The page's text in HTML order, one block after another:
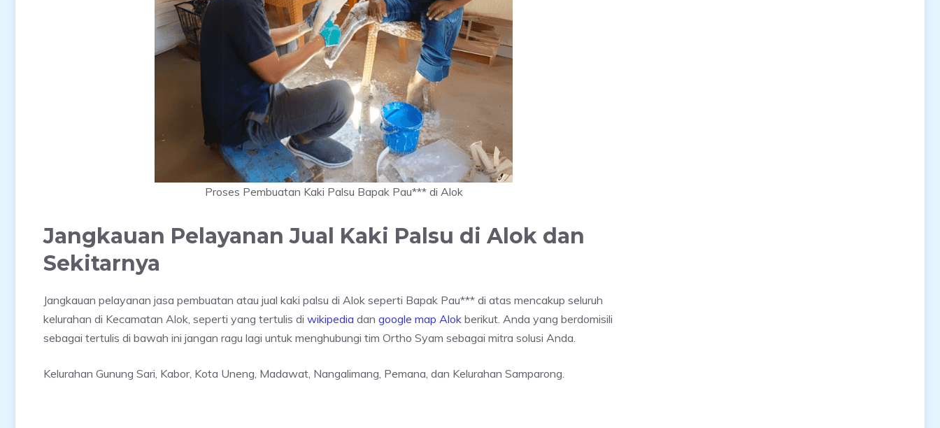
Proses Pembuatan Kaki Palsu Bapak Pau*** di Alok
Jangkauan Pelayanan Jual Kaki Palsu di Alok dan
Sekitarnya
Jangkauan pelayanan jasa pembuatan atau jual kaki palsu di Alok seperti Bapak Pau*** di atas mencakup seluruh
kelurahan di Kecamatan Alok, seperti yang tertulis di wikipedia dan google map Alok berikut. Anda yang berdomisili
sebagai tertulis di bawah ini jangan ragu lagi untuk menghubungi tim Ortho Syam sebagai mitra solusi Anda.
Kelurahan Gunung Sari, Kabor, Kota Uneng, Madawat, Nangalimang, Pemana, dan Kelurahan Samparong.